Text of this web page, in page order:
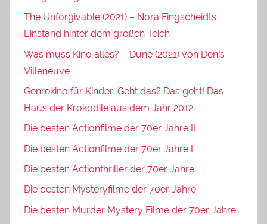
The Unforgivable (2021) – Nora Fingscheidts
Einstand hinter dem großen Teich
Was muss Kino alles? – Dune (2021) von Denis
Villeneuve
Genrekino für Kinder: Geht das? Das geht! Das
Haus der Krokodile aus dem Jahr 2012
Die besten Actionfilme der 70er Jahre II
Die besten Actionfilme der 70er Jahre I
Die besten Actionthriller der 70er Jahre
Die besten Mysteryfilme der 70er Jahre
Die besten Murder Mystery Filme der 70er Jahre